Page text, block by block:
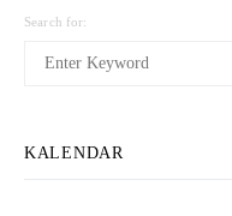
Search for:
KALENDAR